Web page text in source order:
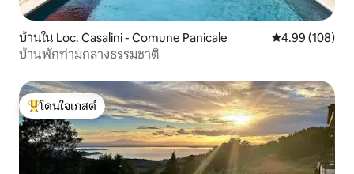
บ้านใน Loc. Casalini - Comune Panicale คะแนนเฉลี่ย
4.99 (108)
บ้านพักท่ามกลางธรรมชาติ
โดนใจเกสต์ที่สุด
โดนใจเกสต์